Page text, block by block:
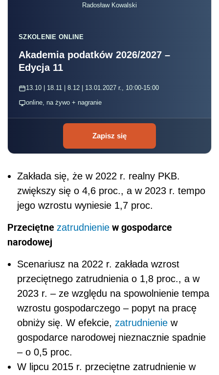
Radosław Kowalski
SZKOLENIE ONLINE
Akademia podatków 2026/2027 –
Edycja 11
13.10 | 18.11 | 8.12 | 13.01.2027 r., 10:00-15:00
online, na żywo + nagranie
Zapisz się
Zakłada się, że w 2022 r. realny PKB.
zwiększy się o 4,6 proc., a w 2023 r. tempo
jego wzrostu wyniesie 1,7 proc.
Przeciętne zatrudnienie w gospodarce
narodowej
Scenariusz na 2022 r. zakłada wzrost
przeciętnego zatrudnienia o 1,8 proc., a w
2023 r. – ze względu na spowolnienie tempa
wzrostu gospodarczego – popyt na pracę
obniży się. W efekcie, zatrudnienie w
gospodarce narodowej nieznacznie spadnie
– o 0,5 proc.
W lipcu 2015 r. przeciętne zatrudnienie w